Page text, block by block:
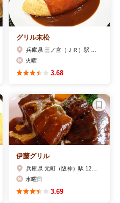
グリル末松
火曜
3.68
伊藤グリル
水曜日
3.69